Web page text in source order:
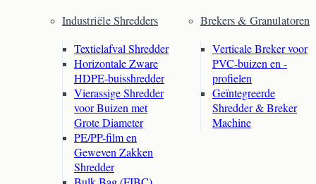
Industriële Shredders
Textielafval Shredder
Horizontale Zware
HDPE-buisshredder
Vierassige Shredder
voor Buizen met
Grote Diameter
PE/PP-film en
Geweven Zakken
Shredder
Brekers & Granulatoren
Verticale Breker voor
PVC-buizen en -
profielen
Geïntegreerde
Shredder & Breker
Machine